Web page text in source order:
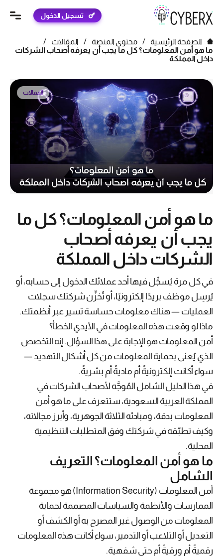
تسجيل الدخول
الصفحة الرئيسية / محتوى المنصة / المقالات
/
ما هو أمن المعلومات؟ كل ما يجب أن يعرفه أصحاب الشركات
داخل المملكة
المقالات
ما هو أمن المعلومات؟ كل ما
يجب أن يعرفه أصحاب
الشركات داخل المملكة
في كل مرة يُسجِّل فيها أحد عملائك الدخول إلى حسابه، أو
يُرسِل موظف بريدًا إلكترونيًا، أو تُخزِّن شركتك سجلات
العمليات — هناك معلومات حساسة تسير عبر أنظمتك.
ماذا لو وقعت هذه المعلومات في الأيدي الخطأ؟
أمن المعلومات هو الإجابة على هذا السؤال. إنه التخصص
الذي يُعنى بحماية المعلومات من كل أشكال التهديد —
سواء أكانت إلكترونيةً أم ماديةً أم بشريةً.
في هذا الدليل الشامل المُوجَّه لأصحاب الشركات في
المملكة العربية السعودية، ستتعرف على ما هو أمن
المعلومات بدقة، ومبادئه الثلاثة الجوهرية، وأبرز مجالاته،
وكيف تطبّقه في شركتك وفق المتطلبات التنظيمية
المحلية.
ما هو أمن المعلومات؟ التعريف
الشامل
أمن المعلومات (Information Security) هو مجموعة
الممارسات والأنظمة والسياسات المصممة لحماية
المعلومات من الوصول غير المصرح به أو الكشف أو
التعديل أو التلاعب أو التدمير، سواء أكانت هذه المعلومات
رقميةً أم ورقيةً أم حتى شفهية.